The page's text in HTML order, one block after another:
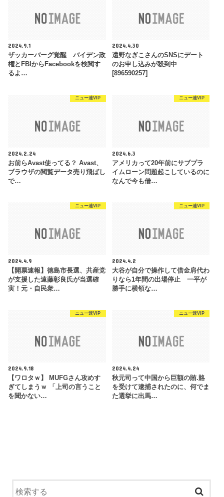
2024.9.1
ザッカーバーグ覚醒 バイデン政
権とFBIからFacebookを検閲す
るよ…
2024.4.30
遠野なぎこさんのSNSにデート
のお申し込みが殺到中
[896590257]
ニュー速VIP
2024.2.24
お前らAvast使ってる？ Avast、
ブラウザの閲覧データ売り飛ばし
で…
ニュー速VIP
2024.6.3
アメリカって20年前にサブプラ
イムローン問題起こしているのに
なんで今も借…
ニュー速VIP
2024.4.9
【開票速報】徳島市長選、共産党
が支援した遠藤彰良氏が当選確
実！元・自民衆…
ニュー速VIP
2024.4.2
大谷が自分で操作して借金肩代わ
りなら1年間の出場停止 一平が
勝手に横領な…
ニュー速VIP
2024.9.18
【ワロタｗ】 MUFGさん攻めす
ぎてしまうｗ 「上司の言うこと
を聞かない…
ニュー速VIP
2024.4.24
秋元司って中国から巨額の賄.賂
を受けて逮捕されたのに、何でま
た選挙に出馬…